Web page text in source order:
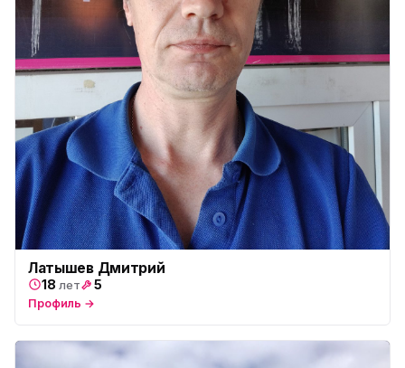
Латышев Дмитрий
18 лет 5
Профиль →